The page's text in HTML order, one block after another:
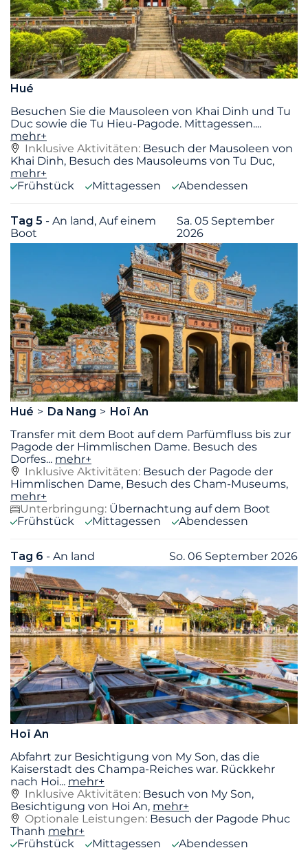
Hué
Besuchen Sie die Mausoleen von Khai Dinh und Tu
Duc sowie die Tu Hieu-Pagode. Mittagessen....
mehr+
Inklusive Aktivitäten: Besuch der Mausoleen von
Khai Dinh, Besuch des Mausoleums von Tu Duc,
mehr+
Frühstück
Mittagessen Abendessen
Tag 5 - An land, Auf einem
Boot
Sa. 05 September
2026
Hué Da Nang
Hoï An
Transfer mit dem Boot auf dem Parfümfluss bis zur
Pagode der Himmlischen Dame. Besuch des
Dorfes... mehr+
Inklusive Aktivitäten: Besuch der Pagode der
Himmlischen Dame, Besuch des Cham-Museums,
mehr+
Unterbringung: Übernachtung auf dem Boot
Frühstück
Mittagessen Abendessen
Tag 6 - An land So. 06 September 2026
Hoï An
Abfahrt zur Besichtigung von My Son, das die
Kaiserstadt des Champa-Reiches war. Rückkehr
nach Hoi... mehr+
Inklusive Aktivitäten: Besuch von My Son,
Besichtigung von Hoi An, mehr+
Optionale Leistungen: Besuch der Pagode Phuc
Thanh mehr+
Frühstück
Mittagessen Abendessen